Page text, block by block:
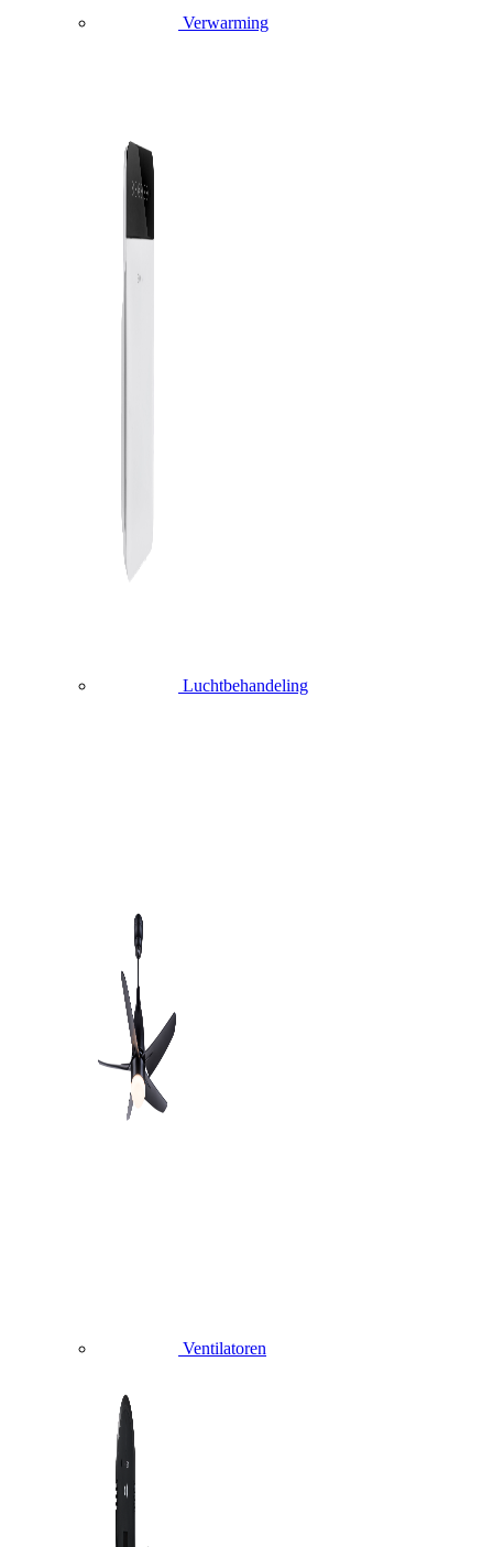
Verwarming
Luchtbehandeling
Ventilatoren